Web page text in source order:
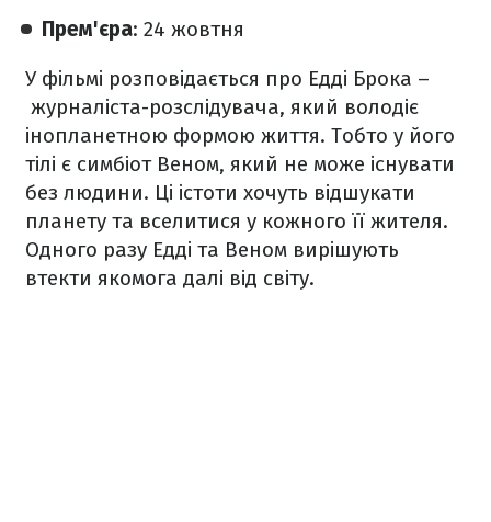
Прем'єра: 24 жовтня
У фільмі розповідається про Едді Брока –
журналіста-розслідувача, який володіє
інопланетною формою життя. Тобто у його
тілі є симбіот Веном, який не може існувати
без людини. Ці істоти хочуть відшукати
планету та вселитися у кожного її жителя.
Одного разу Едді та Веном вирішують
втекти якомога далі від світу.